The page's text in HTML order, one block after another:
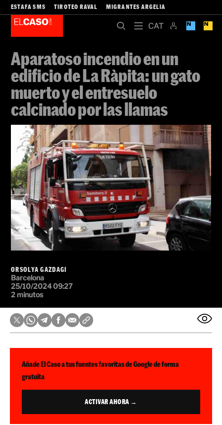
ESTAFA SMS TIROTEO RAVAL MIGRANTES ARGELIA
Aparatoso incendio en un
edificio de La Ràpita: un gato
muerto y el entresuelo
calcinado por las llamas
ORSOLYA GAZDAGI
Barcelona
25/10/2024 09:27
2 minutos
Añade El Caso a tus fuentes favoritas de Google de forma
gratuita
ACTIVAR AHORA →